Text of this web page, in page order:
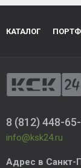
КАТАЛОГ
8 (812) 448-
info@ksk24.ru
Адрес в Санкт-